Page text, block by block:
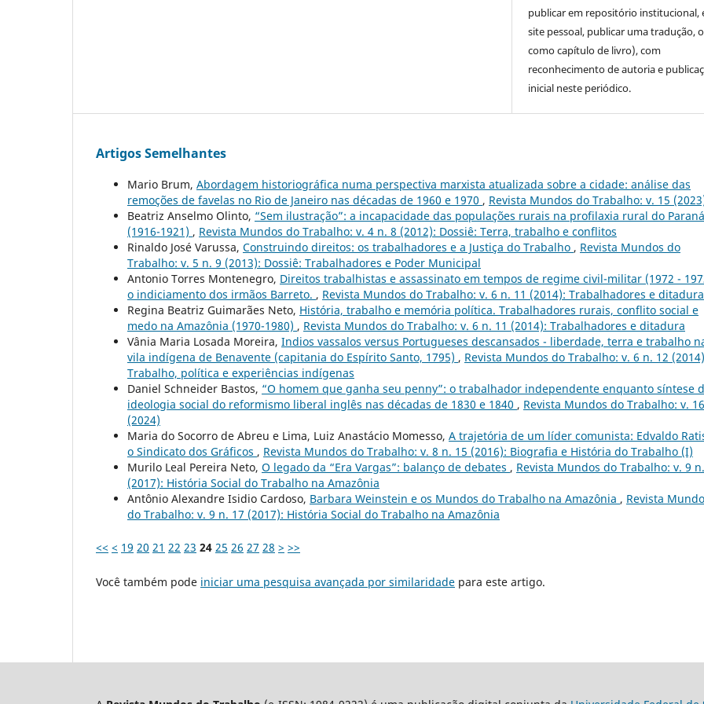
publicar em repositório institucional,
site pessoal, publicar uma tradução,
como capítulo de livro), com
reconhecimento de autoria e
inicial neste periódico.
Artigos Semelhantes
Mario Brum, Abordagem historiográfica numa perspectiva marxista atualizada sobre a cidade: análise das
remoções de favelas no Rio de Janeiro nas décadas de 1960 e 1970 , Revista Mundos do Trabalho: v. 15
Beatriz Anselmo Olinto, “Sem ilustração”: a incapacidade das populações rurais na profilaxia rural do Paraná
(1916-1921) , Revista Mundos do Trabalho: v. 4 n. 8 (2012): Dossiê: Terra, trabalho e conflitos
Rinaldo José Varussa, Construindo direitos: os trabalhadores e a Justiça do Trabalho , Revista Mundos do
Trabalho: v. 5 n. 9 (2013): Dossiê: Trabalhadores e Poder Municipal
Antonio Torres Montenegro, Direitos trabalhistas e assassinato em tempos de regime civil-militar (1972 -
o indiciamento dos irmãos Barreto. , Revista Mundos do Trabalho: v. 6 n. 11 (2014): Trabalhadores e ditadura
Regina Beatriz Guimarães Neto, História, trabalho e memória política. Trabalhadores rurais, conflito social e
medo na Amazônia (1970-1980) , Revista Mundos do Trabalho: v. 6 n. 11 (2014): Trabalhadores e ditadura
Vânia Maria Losada Moreira, Indios vassalos versus Portugueses descansados - liberdade, terra e trabalho
vila indígena de Benavente (capitania do Espírito Santo, 1795) , Revista Mundos do Trabalho: v. 6 n. 12
Trabalho, política e experiências indígenas
Daniel Schneider Bastos, “O homem que ganha seu penny”: o trabalhador independente enquanto síntese
ideologia social do reformismo liberal inglês nas décadas de 1830 e 1840 , Revista Mundos do Trabalho: v. 16
(2024)
Maria do Socorro de Abreu e Lima, Luiz Anastácio Momesso, A trajetória de um líder comunista: Edvaldo
o Sindicato dos Gráficos , Revista Mundos do Trabalho: v. 8 n. 15 (2016): Biografia e História do Trabalho (I)
Murilo Leal Pereira Neto, O legado da “Era Vargas”: balanço de debates , Revista Mundos do Trabalho: v. 9
(2017): História Social do Trabalho na Amazônia
Antônio Alexandre Isidio Cardoso, Barbara Weinstein e os Mundos do Trabalho na Amazônia , Revista
do Trabalho: v. 9 n. 17 (2017): História Social do Trabalho na Amazônia
<< < 19 20 21 22 23 24 25 26 27 28 > >>
Você também pode iniciar uma pesquisa avançada por similaridade para este artigo.